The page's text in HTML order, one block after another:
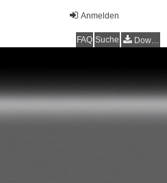
Anmelden
FAQ Suche Downloads